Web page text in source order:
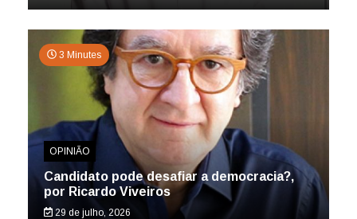
3 Minutes
OPINIÃO
Candidato pode desafiar a democracia?,
por Ricardo Viveiros
29 de julho, 2026